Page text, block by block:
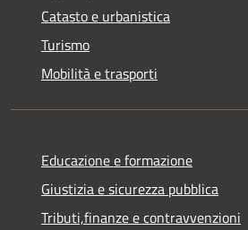
Catasto e urbanistica
Turismo
Mobilità e trasporti
Educazione e formazione
Giustizia e sicurezza pubblica
Tributi,finanze e contravvenzioni